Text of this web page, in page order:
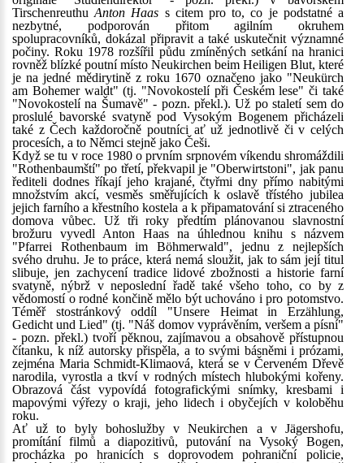
TirschenreuthuAnton Haas s citem pro to, co je podstatné a
nezbytné, podporován přitom agilním okruhem
spolupracovníků, dokázal připravit a také uskutečnit významné
počiny. Roku 1978 rozšířil půdu zmíněných setkání na hranici
rovněž blízké poutní místo Neukirchen beim Heiligen Blut, které
je na jedné mědirytině z roku 1670 označeno jako "Neukürch
am Bohemer waldt" (tj. "Novokostelí při Českém lese" či také
"Novokostelí na Šumavě" - pozn. překl.). Už po staletí sem do
proslulé bavorské svatyně pod Vysokým Bogenem přicházeli
také z Čech každoročně poutníci ať už jednotlivě či v celých
procesích, a to Němci stejně jako Češi.
Když se tu v roce 1980 o prvním srpnovém víkendu shromáždili
"Rothenbaumští" po třetí, překvapil je "Oberwirtstoni", jak panu
řediteli dodnes říkají jeho krajané, čtyřmi dny přímo nabitými
množstvím akcí, vesměs směřujících k oslavě třístého jubilea
jejich farního a křestního kostela a k připamatování si ztraceného
domova vůbec. Už tři roky předtím plánovanou slavnostní
brožuru vyvedl Anton Haas na úhlednou knihu s názvem
"Pfarrei Rothenbaum im Böhmerwald", jednu z nejlepších
svého druhu. Je to práce, která nemá sloužit, jak to sám její titul
slibuje, jen zachycení tradice lidové zbožnosti a historie farní
svatyně, nýbrž v neposlední řadě také všeho toho, co by z
vědomostí o rodné končině mělo být uchováno i pro potomstvo.
Téměř stostránkový oddíl "Unsere Heimat in Erzählung,
Gedicht und Lied" (tj. "Náš domov vyprávěním, veršem a písní"
- pozn. překl.) tvoří pěknou, zajímavou a obsahově přístupnou
čítanku, k níž autorsky přispěla, a to svými básněmi i prózami,
zejména Maria Schmidt-Klimaová, která se v Červeném Dřevě
narodila, vyrostla a tkví v rodných místech hlubokými kořeny.
Obrazová část vypovídá fotografickými snímky, kresbami i
mapovými výřezy o kraji, jeho lidech i obyčejích v koloběhu
roku.
Ať už to byly bohoslužby v Neukirchen a v Jägershofu,
promítání filmů a diapozitivů, putování na Vysoký Bogen,
procházka po hranicích s doprovodem pohraniční policie,